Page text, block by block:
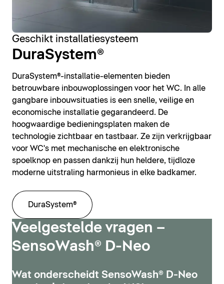
Geschikt installatiesysteem
DuraSystem®
DuraSystem®-installatie-elementen bieden
betrouwbare inbouwoplossingen voor het WC. In alle
gangbare inbouwsituaties is een snelle, veilige en
economische installatie gegarandeerd. De
hoogwaardige bedieningsplaten maken de
technologie zichtbaar en tastbaar. Ze zijn verkrijgbaar
voor WC's met mechanische en elektronische
spoelknop en passen dankzij hun heldere, tijdloze
moderne uitstraling harmonieus in elke badkamer.
DuraSystem®
Veelgestelde vragen –
SensoWash® D-Neo
Wat onderscheidt SensoWash® D-Neo